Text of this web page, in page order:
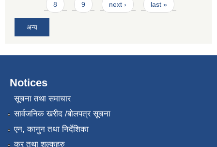
8 9 next › last »
अन्य
Notices
सूचना तथा समाचार
सार्वजनिक खरीद /बोलपत्र सूचना
एन, कानुन तथा निर्देशिका
कर तथा शुल्कहरु